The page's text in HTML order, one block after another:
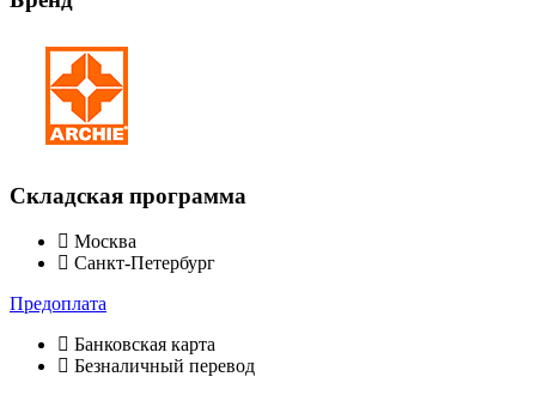
Складская программа
Москва
Санкт-Петербург
Предоплата
Банковская карта
Безналичный перевод